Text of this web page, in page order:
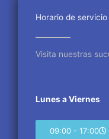
o
k
r
Horario de servicio
Visita nuestras
Lunes a Viernes
09:00 - 17:00